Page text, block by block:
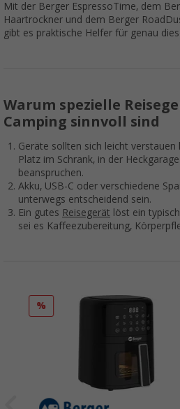
Mit der Berger EspressoTime, dem
Haartrockner und dem Berger
gibt es praktische Helfer für genau
Warum spezielle
Camping sinnvoll sind
Geräte sollten sich leicht
Platz im Schrank, in der
beanspruchen.
Akku, USB-C oder verschiedene
unterwegs entscheidend sein.
Ein gutes Reisegerät löst ein
sei es Kaffeezubereitung,
%